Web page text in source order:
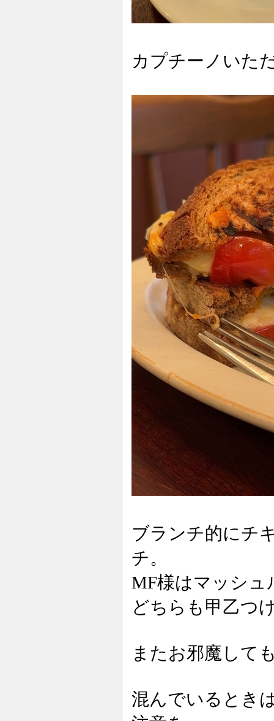
カプチーノいた
ブランチ的にチ
チ。
MF様はマッシュ
どちらも甲乙つ
またお邪魔して
混んでいるとき